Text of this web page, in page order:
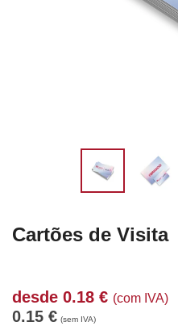
Cartões de Visita
desde 0.18 € (com IVA)
0.15 € (sem IVA)